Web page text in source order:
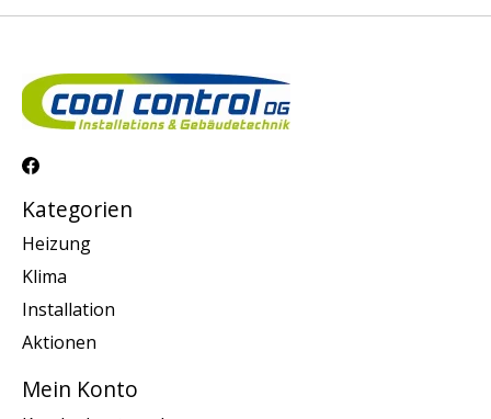
Kategorien
Heizung
Klima
Installation
Aktionen
Mein Konto